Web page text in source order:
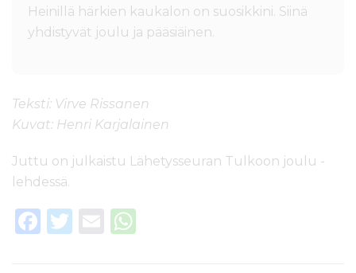
Heinillä härkien kaukalon on suosikkini. Siinä
yhdistyvät joulu ja pääsiäinen.
Teksti: Virve Rissanen
Kuvat: Henri Karjalainen
Juttu on julkaistu Lähetysseuran Tulkoon joulu -
lehdessä.
F
T
E